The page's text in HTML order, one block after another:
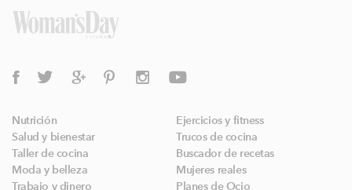
Nutrición
Ejercicios y fitness
Salud y bienestar
Trucos de cocina
Taller de cocina
Buscador de recetas
Moda y belleza
Mujeres reales
Trabajo y dinero
Planes de Ocio